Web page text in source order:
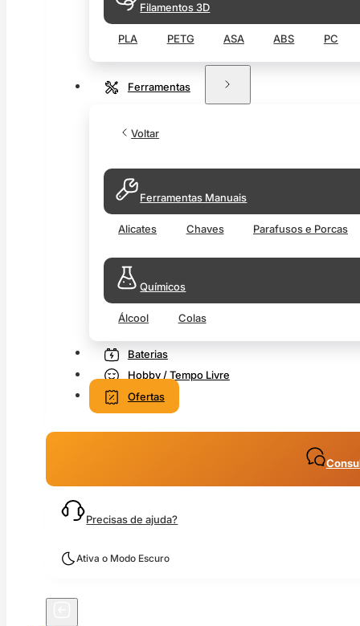
Filamentos 3D
PLA PETG ASA ABS PC
Ferramentas
Voltar
Ferramentas Manuais
Alicates Chaves Parafusos e Porcas
Químicos
Álcool Colas
Baterias
Hobby / Tempo Livre
Ofertas
Precisas de ajuda?
Ativa o Modo Escuro